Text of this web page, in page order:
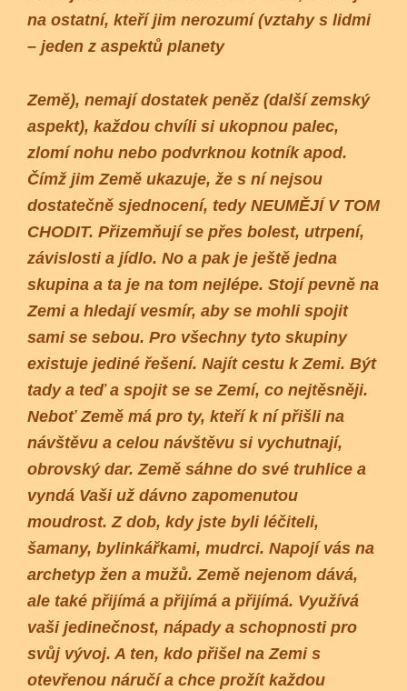
na ostatní, kteří jim nerozumí (vztahy s lidmi
– jeden z aspektů planety
Země), nemají dostatek peněz (další zemský
aspekt), každou chvíli si ukopnou palec,
zlomí nohu nebo podvrknou kotník apod.
Čímž jim Země ukazuje, že s ní nejsou
dostatečně sjednocení, tedy NEUMĚJÍ V TOM
CHODIT. Přizemňují se přes bolest, utrpení,
závislosti a jídlo. No a pak je ještě jedna
skupina a ta je na tom nejlépe. Stojí pevně na
Zemi a hledají vesmír, aby se mohli spojit
sami se sebou. Pro všechny tyto skupiny
existuje jediné řešení. Najít cestu k Zemi. Být
tady a teď a spojit se se Zemí, co nejtěsněji.
Neboť Země má pro ty, kteří k ní přišli na
návštěvu a celou návštěvu si vychutnají,
obrovský dar. Země sáhne do své truhlice a
vyndá Vaši už dávno zapomenutou
moudrost. Z dob, kdy jste byli léčiteli,
šamany, bylinkářkami, mudrci. Napojí vás na
archetyp žen a mužů. Země nejenom dává,
ale také přijímá a přijímá a přijímá. Využívá
vaši jedinečnost, nápady a schopnosti pro
svůj vývoj. A ten, kdo přišel na Zemi s
otevřenou náručí a chce prožít každou